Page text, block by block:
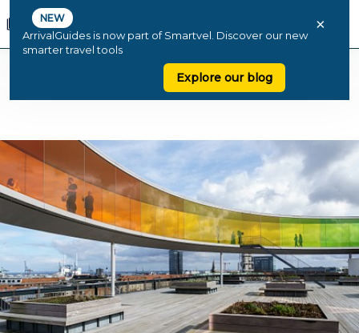
NEW
ArrivalGuides is now part of Smartvel. Discover our new
smarter travel tools
Explore our blog
×